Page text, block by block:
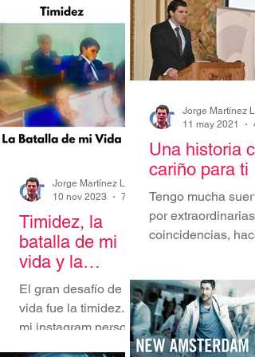
Timidez, la
batalla de mi
vida y la
decisión de
cumplir sueños
El gran desafío de mi
vida fue la timidez. En
mi instagram personal
@jorgemartinezlubia
10 nov 2023
Una historia
cariño para ti
Tengo mucha
por extraordinarias
coincidencias, hace
reunión en un club -
bajo perfil, muy...
11 may 2021